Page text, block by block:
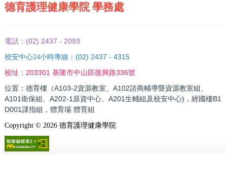
德育護理健康學院 學務處
電話： (02) 2437 - 2093
校安中心24小時專線： (02) 2437 - 4315
校址： 203301 基隆市中山區復興路336號
位置：德育樓（A103-2資源教室、A102諮商輔導暨資源教室組、
A101衛保組、A202-1原資中心、A201生輔組及校安中心)，經國樓B1
D001課指組，體育場 體育組
Copyright © 2026德育護理健康學院